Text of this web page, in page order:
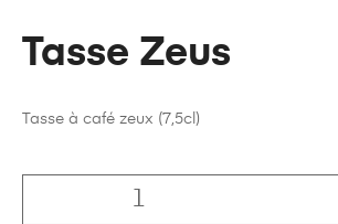
Tasse Zeus
Tasse à café zeux (7,5cl)